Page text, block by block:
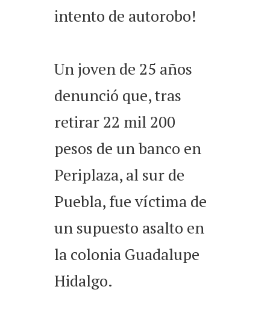
intento de autorobo!
Un joven de 25 años
denunció que, tras
retirar 22 mil 200
pesos de un banco en
Periplaza, al sur de
Puebla, fue víctima de
un supuesto asalto en
la colonia Guadalupe
Hidalgo.